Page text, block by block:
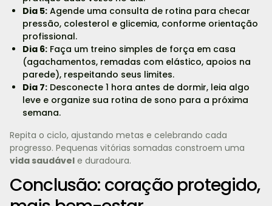
Dia 5:Agende uma consulta de rotina para checar
pressão, colesterol e glicemia, conforme orientação
profissional.
Dia 6:Faça um treino simples de força em casa
(agachamentos, remadas com elástico, apoios na
parede), respeitando seus limites.
Dia 7:Desconecte 1 hora antes de dormir, leia algo
leve e organize sua rotina de sono para a próxima
semana.
Repita o ciclo, ajustando metas e celebrando cada
progresso. Pequenas vitórias somadas constroem uma
vida saudável e duradoura.
Conclusão: coração protegido,